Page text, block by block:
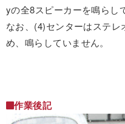
yの全8スピーカーを鳴らし
なお、(4)センターはステ
め、鳴らしていません。
作業後記